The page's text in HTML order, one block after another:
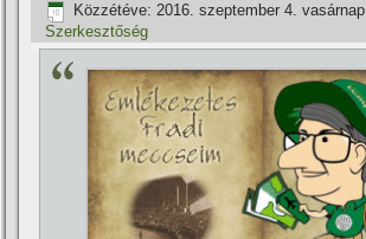
Közzétéve: 2016. szeptember 4. vasárnap
Szerkesztőség